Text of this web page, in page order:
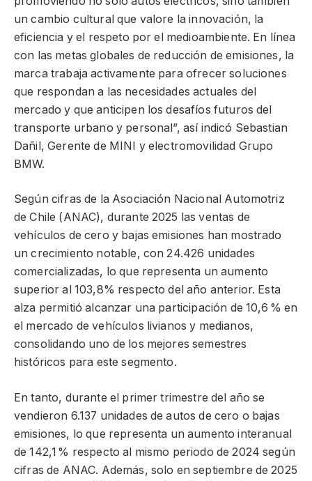
un cambio cultural que valore la innovación, la
eficiencia y el respeto por el medioambiente. En línea
con las metas globales de reducción de emisiones, la
marca trabaja activamente para ofrecer soluciones
que respondan a las necesidades actuales del
mercado y que anticipen los desafíos futuros del
transporte urbano y personal”, así indicó Sebastian
Dañil, Gerente de MINI y electromovilidad Grupo
BMW.
Según cifras de la Asociación Nacional Automotriz
de Chile (ANAC), durante 2025 las ventas de
vehículos de cero y bajas emisiones han mostrado
un crecimiento notable, con 24.426 unidades
comercializadas, lo que representa un aumento
superior al 103,8% respecto del año anterior. Esta
alza permitió alcanzar una participación de 10,6 % en
el mercado de vehículos livianos y medianos,
consolidando uno de los mejores semestres
históricos para este segmento.
En tanto, durante el primer trimestre del año se
vendieron 6.137 unidades de autos de cero o bajas
emisiones, lo que representa un aumento interanual
de 142,1 % respecto al mismo periodo de 2024 según
cifras de ANAC. Además, solo en septiembre de 2025